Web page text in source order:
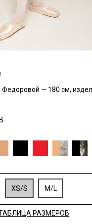
— 180 см,
XS/S M/L
РАЗМЕРОВ